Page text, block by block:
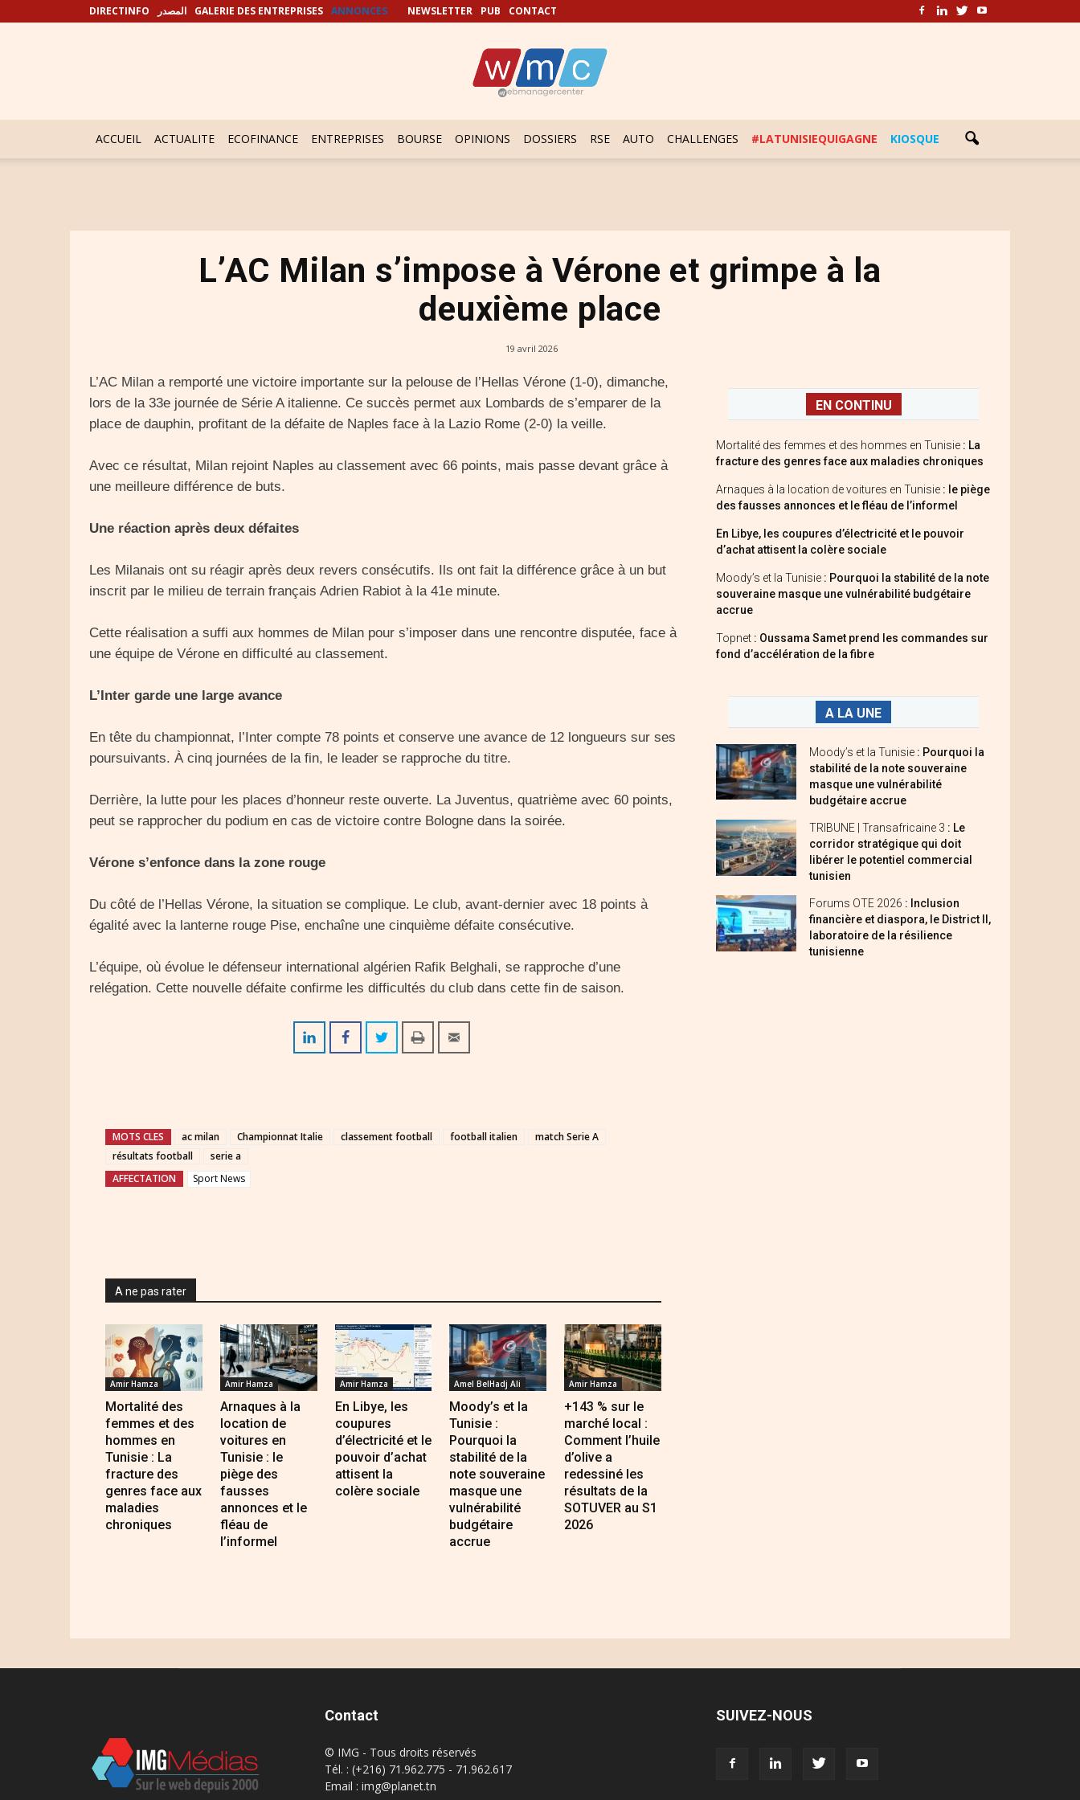
DIRECTINFO المصدر GALERIE DES ENTREPRISES ANNONCES NEWSLETTER PUB CONTACT
ACCUEIL ACTUALITE ECOFINANCE ENTREPRISES BOURSE OPINIONS DOSSIERS RSE AUTO CHALLENGES #LATUNISIEQUIGAGNE KIOSQUE
L’AC Milan s’impose à Vérone et grimpe à la
deuxième place
19 avril 2026
L’AC Milan a remporté une victoire importante sur la pelouse de l’Hellas Vérone (1-0), dimanche,
lors de la 33e journée de Série A italienne. Ce succès permet aux Lombards de s’emparer de la
place de dauphin, profitant de la défaite de Naples face à la Lazio Rome (2-0) la veille.
Avec ce résultat, Milan rejoint Naples au classement avec 66 points, mais passe devant grâce à
une meilleure différence de buts.
Une réaction après deux défaites
Les Milanais ont su réagir après deux revers consécutifs. Ils ont fait la différence grâce à un but
inscrit par le milieu de terrain français Adrien Rabiot à la 41e minute.
Cette réalisation a suffi aux hommes de Milan pour s’imposer dans une rencontre disputée, face à
une équipe de Vérone en difficulté au classement.
L’Inter garde une large avance
En tête du championnat, l’Inter compte 78 points et conserve une avance de 12 longueurs sur ses
poursuivants. À cinq journées de la fin, le leader se rapproche du titre.
Derrière, la lutte pour les places d’honneur reste ouverte. La Juventus, quatrième avec 60 points,
peut se rapprocher du podium en cas de victoire contre Bologne dans la soirée.
Vérone s’enfonce dans la zone rouge
Du côté de l’Hellas Vérone, la situation se complique. Le club, avant-dernier avec 18 points à
égalité avec la lanterne rouge Pise, enchaîne une cinquième défaite consécutive.
L’équipe, où évolue le défenseur international algérien Rafik Belghali, se rapproche d’une
relégation. Cette nouvelle défaite confirme les difficultés du club dans cette fin de saison.
MOTS CLES ac milan Championnat Italie classement football football italien
match Serie A
résultats football
serie a
AFFECTATION
Sport News
A ne pas rater
Amir Hamza
Mortalité des
femmes et des
hommes en
Tunisie : La
fracture des
genres face aux
maladies
chroniques
Amir Hamza
Arnaques à la
location de
voitures en
Tunisie : le
piège des
fausses
annonces et le
fléau de
l’informel
Amir Hamza
En Libye, les
coupures
d’électricité et le
pouvoir d’achat
attisent la
colère sociale
Amel BelHadj Ali
Moody’s et la
Tunisie :
Pourquoi la
stabilité de la
note souveraine
masque une
vulnérabilité
budgétaire
accrue
Amir Hamza
+143 % sur le
marché local :
Comment l’huile
d’olive a
redessiné les
résultats de la
SOTUVER au S1
2026
EN CONTINU
Mortalité des femmes et des hommes en Tunisie : La
fracture des genres face aux maladies chroniques
Arnaques à la location de voitures en Tunisie : le piège
des fausses annonces et le fléau de l’informel
En Libye, les coupures d’électricité et le pouvoir
d’achat attisent la colère sociale
Moody’s et la Tunisie : Pourquoi la stabilité de la note
souveraine masque une vulnérabilité budgétaire
accrue
Topnet : Oussama Samet prend les commandes sur
fond d’accélération de la fibre
A LA UNE
Moody’s et la Tunisie : Pourquoi la
stabilité de la note souveraine
masque une vulnérabilité
budgétaire accrue
TRIBUNE | Transafricaine 3 : Le
corridor stratégique qui doit
libérer le potentiel commercial
tunisien
Forums OTE 2026 : Inclusion
financière et diaspora, le District II,
laboratoire de la résilience
tunisienne
Contact
© IMG - Tous droits réservés
Tél. : (+216) 71.962.775 - 71.962.617
Email : img@planet.tn
SUIVEZ-NOUS